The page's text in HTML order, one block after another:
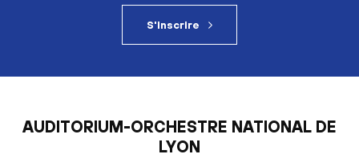
S'inscrire
AUDITORIUM-ORCHESTRE NATIONAL DE
LYON